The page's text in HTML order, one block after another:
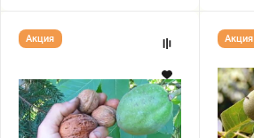
Грецкий
Орех
Акция
Грецкий
Орех
Акция